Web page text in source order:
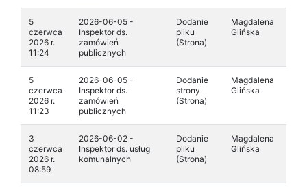
5
czerwca
2026 r.
11:24
2026-06-05 -
Inspektor ds.
zamówień
publicznych
Dodanie
pliku
(Strona)
Magdalena
Glińska
5
czerwca
2026 r.
11:23
2026-06-05 -
Inspektor ds.
zamówień
publicznych
Dodanie
strony
(Strona)
Magdalena
Glińska
3
czerwca
2026 r.
08:59
2026-06-02 -
Inspektor ds. usług
komunalnych
Dodanie
pliku
(Strona)
Magdalena
Glińska